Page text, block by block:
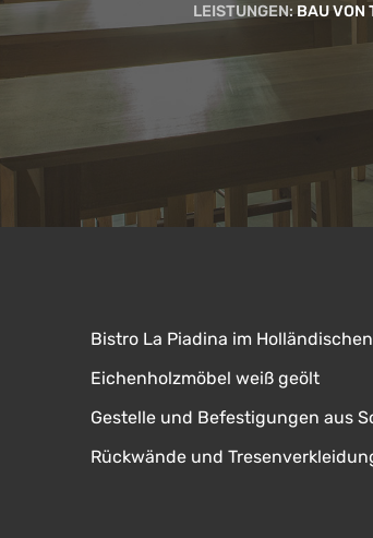
LEISTUNGEN:BAU VON
Bistro La Piadina im
Eichenholzmöbel weiß geölt
Gestelle und Befestigungen aus
Rückwände und